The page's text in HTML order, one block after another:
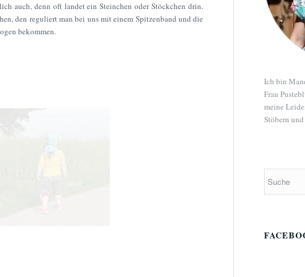
auch, denn oft landet ein Steinchen oder Stöckchen drin.
den reguliert man bei uns mit einem Spitzenband und die
bekommen.
Ich bin
Frau
meine
Stöbern